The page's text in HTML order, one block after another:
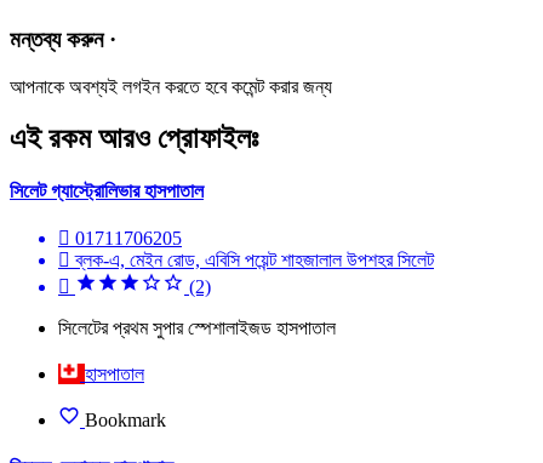
মন্তব্য করুন ·
আপনাকে অবশ্যই লগইন করতে হবে কমেন্ট করার জন্য
এই রকম আরও প্রোফাইলঃ
সিলেট গ্যাস্ট্রোলিভার হাসপাতাল
01711706205
ব্লক-এ, মেইন রোড, এবিসি পয়েন্ট শাহজালাল উপশহর সিলেট
(2)
সিলেটের প্রথম সুপার স্পেশালাইজড হাসপাতাল
হাসপাতাল
Bookmark